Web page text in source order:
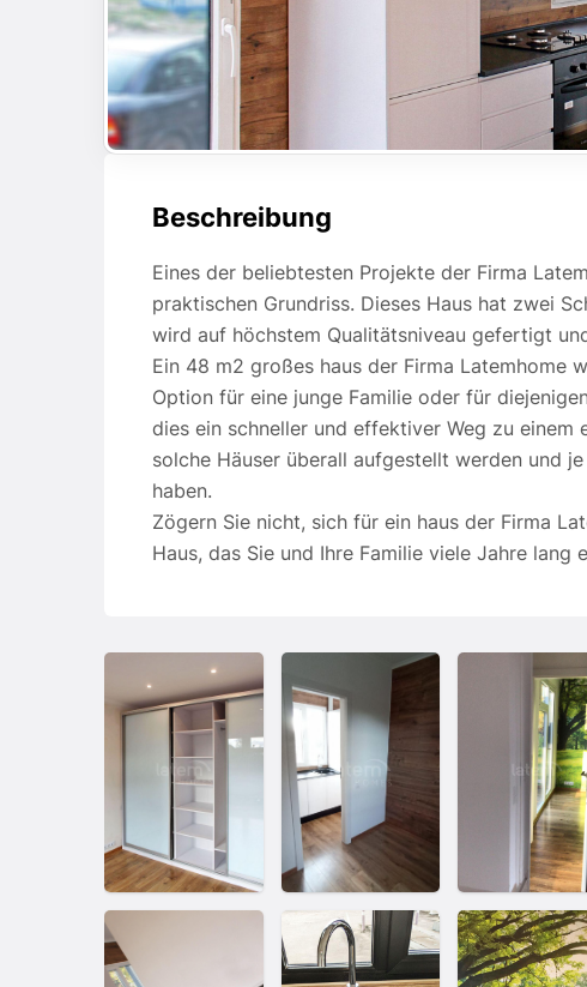
Beschreibung
Eines der beliebtesten Projekte der Firma
praktischen Grundriss. Dieses Haus hat zwei
wird auf höchstem Qualitätsniveau gefertigt
Ein 48 m2 großes haus der Firma Latemhome
Option für eine junge Familie oder für
dies ein schneller und effektiver Weg zu einem
solche Häuser überall aufgestellt werden und
haben.
Zögern Sie nicht, sich für ein haus der Firma
Haus, das Sie und Ihre Familie viele Jahre lang